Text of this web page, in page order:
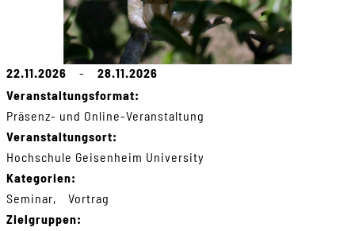
22.11.2026 -
28.11.2026
Veranstaltungsformat:
Präsenz- und Online-Veranstaltung
Veranstaltungsort:
Hochschule Geisenheim University
Kategorien:
Seminar
Vortrag
Zielgruppen: